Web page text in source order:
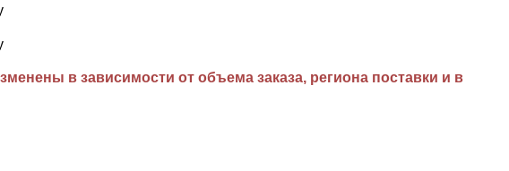
в зависимости от объема заказа, региона поставки и в